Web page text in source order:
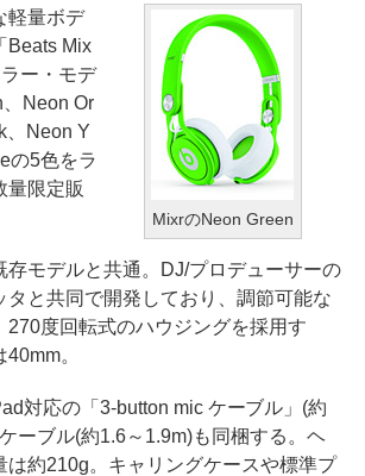
MixrのNeon Green
軽量ボデ
Beats Mix
ー・モデ
、Neon Or
、Neon Y
の5色をラ
量限定販
モデルと共通。DJ/プロデューサーの
タと共同で開発しており、調節可能な
270度回転式のハウジングを採用す
。
対応の「3-button mic ケーブル」(約
ーブル(約1.6～1.9m)も同梱する。ヘ
は約210g。キャリングケースや標準プ